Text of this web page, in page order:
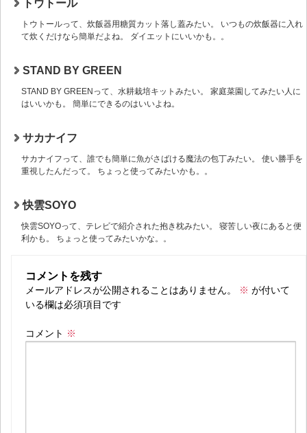
トウトール
トウトールって、炊飯器用糖質カット落し蓋みたい。 いつもの炊飯器に入れ
て炊くだけなら簡単だよね。 ダイエットにいいかも。。
STAND BY GREEN
STAND BY GREENって、水耕栽培キットみたい。 家庭菜園してみたい人に
はいいかも。 簡単にできるのはいいよね。
サカナイフ
サカナイフって、誰でも簡単に魚がさばける魔法の包丁みたい。 使い勝手を
重視したんだって。 ちょっと使ってみたいかも。。
快雲SOYO
快雲SOYOって、テレビで紹介された抱き枕みたい。 寝苦しい夜にあると便
利かも。 ちょっと使ってみたいかな。。
コメントを残す
メールアドレスが公開されることはありません。 ※ が付いて
いる欄は必須項目です
コメント ※